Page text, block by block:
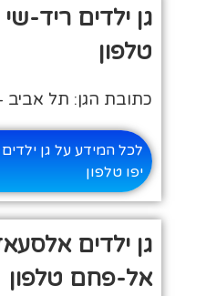
גן ילדים ריד-
טלפון
כתובת הגן: תל אביב -
לכל המידע על גן
יפו טלפון
גן ילדים
אל-פחם טלפון